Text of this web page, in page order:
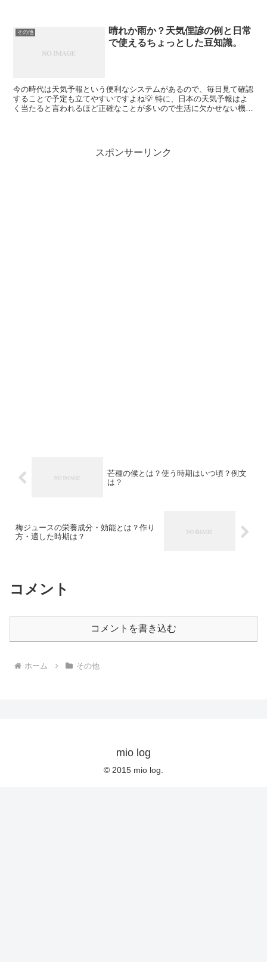
その他
晴れか雨か？天気俚諺の例と日常
で使えるちょっとした豆知識。
今の時代は天気予報という便利なシステムがあるので、毎日見て確認
することで予定も立てやすいですよね💡 特に、日本の天気予報はよ
く当たると言われるほど正確なことが多いので生活に欠かせない機能
スポンサーリンク
芒種の候とは？使う時期はいつ頃？例文
は？
梅ジュースの栄養成分・効能とは？作り
方・適した時期は？
コメント
コメントを書き込む
ホーム その他
mio log
© 2015 mio log.